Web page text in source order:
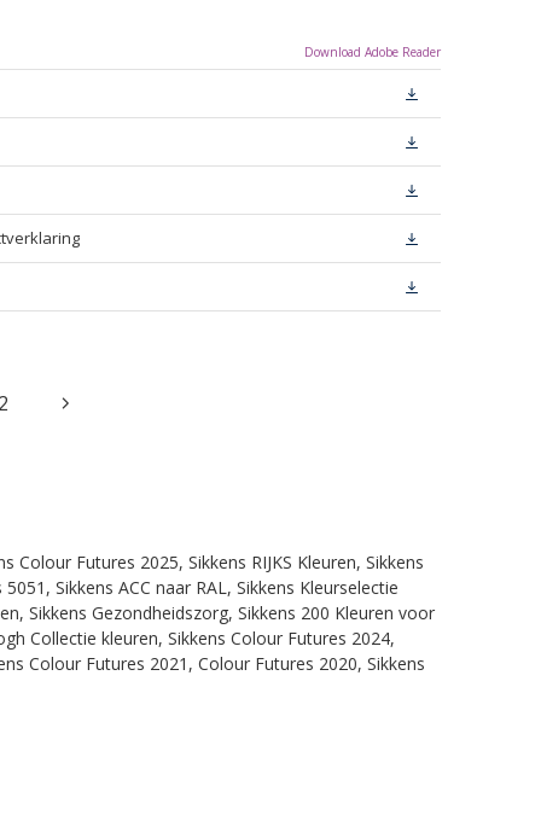
Download Adobe Reader
Futures 2025, Sikkens RIJKS Kleuren, Sikkens
Sikkens ACC naar RAL, Sikkens Kleurselectie
Sikkens Gezondheidszorg, Sikkens 200 Kleuren voor
Collectie kleuren, Sikkens Colour Futures 2024,
Colour Futures 2021, Colour Futures 2020, Sikkens